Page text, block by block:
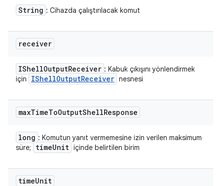
String : Cihazda çalıştırılacak komut
receiver
IShellOutputReceiver : Kabuk çıkışını yönlendirmek
için
IShellOutputReceiver nesnesi
maxTimeToOutputShellResponse
long : Komutun yanıt vermemesine izin verilen maksimum
süre;
timeUnit içinde belirtilen birim
timeUnit